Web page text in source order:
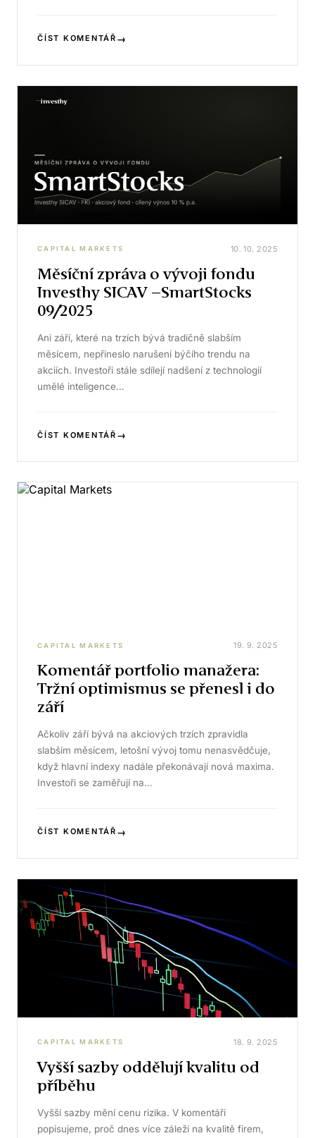
ČÍST KOMENTÁŘ →
CAPITAL MARKETS 10. 10. 2025
Měsíční zpráva o vývoji fondu
Investhy SICAV –SmartStocks
09/2025
Ani září, které na trzích bývá tradičně slabším
měsícem, nepřineslo narušení býčího trendu na
akciích. Investoři stále sdílejí nadšení z technologií
umělé inteligence…
ČÍST KOMENTÁŘ →
CAPITAL MARKETS 19. 9. 2025
Komentář portfolio manažera:
Tržní optimismus se přenesl i do
září
Ačkoliv září bývá na akciových trzích zpravidla
slabším měsícem, letošní vývoj tomu nenasvědčuje,
když hlavní indexy nadále překonávají nová maxima.
Investoři se zaměřují na…
ČÍST KOMENTÁŘ →
CAPITAL MARKETS 18. 9. 2025
Vyšší sazby oddělují kvalitu od
příběhu
Vyšší sazby mění cenu rizika. V komentáři
popisujeme, proč dnes více záleží na kvalitě firem,